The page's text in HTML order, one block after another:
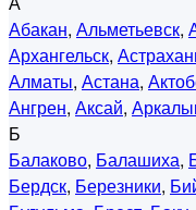
Абакан, Альметьевск,
Архангельск,
Алматы, Астана,
Ангрен, Аксай,
Б
Балаково, Балашиха,
Бердск, Березники,